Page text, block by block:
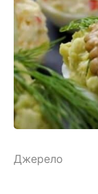
Джерело